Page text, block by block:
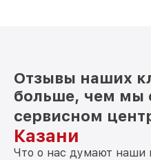
Отзывы наших
больше, чем мы
сервисном
Казани
Что о нас думают наши